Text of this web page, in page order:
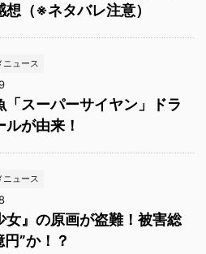
想（※ネタバレ注意）
ニュース
「スーパーサイヤン」ドラ
ルが由来！
ニュース
女』の原画が盗難！被害総
”か！？